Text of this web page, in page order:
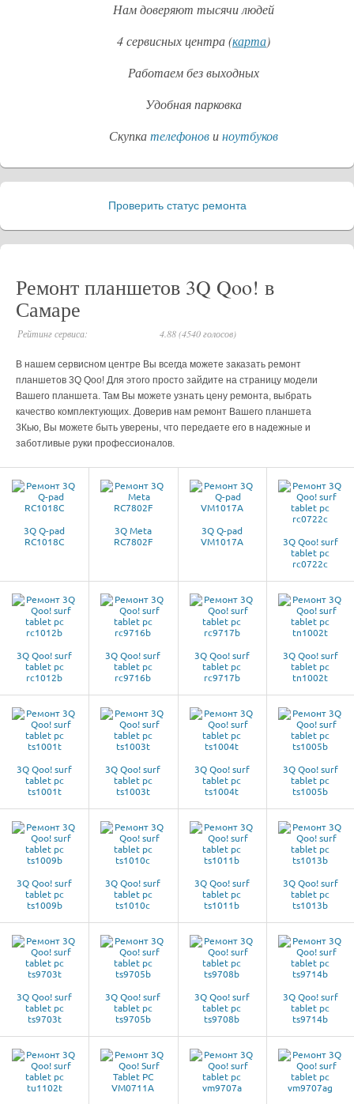
Нам доверяют тысячи людей
4 сервисных центра (карта)
Работаем без выходных
Удобная парковка
Скупкателефоновиноутбуков
Проверить статус ремонта
Ремонт планшетов 3Q Qoo! в
Самаре
Рейтинг сервиса: 4.88 (4540 голосов)
В нашем сервисном центре Вы всегда можете заказать ремонт
планшетов 3Q Qoo! Для этого просто зайдите на страницу модели
Вашего планшета. Там Вы можете узнать цену ремонта, выбрать
качество комплектующих. Доверив нам ремонт Вашего планшета
3Кью, Вы можете быть уверены, что передаете его в надежные и
заботливые руки профессионалов.
3Q Q-pad
RC1018C
3Q Meta
RC7802F
3Q Q-pad
VM1017A
3Q Qoo! surf
tablet pc
rc0722c
3Q Qoo! surf
tablet pc
rc1012b
3Q Qoo! surf
tablet pc
rc9716b
3Q Qoo! surf
tablet pc
rc9717b
3Q Qoo! surf
tablet pc
tn1002t
3Q Qoo! surf
tablet pc
ts1001t
3Q Qoo! surf
tablet pc
ts1003t
3Q Qoo! surf
tablet pc
ts1004t
3Q Qoo! surf
tablet pc
ts1005b
3Q Qoo! surf
tablet pc
ts1009b
3Q Qoo! surf
tablet pc
ts1010c
3Q Qoo! surf
tablet pc
ts1011b
3Q Qoo! surf
tablet pc
ts1013b
3Q Qoo! surf
tablet pc
ts9703t
3Q Qoo! surf
tablet pc
ts9705b
3Q Qoo! surf
tablet pc
ts9708b
3Q Qoo! surf
tablet pc
ts9714b